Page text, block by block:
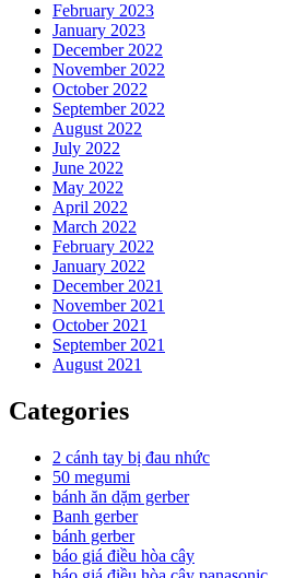
February 2023
January 2023
December 2022
November 2022
October 2022
September 2022
August 2022
July 2022
June 2022
May 2022
April 2022
March 2022
February 2022
January 2022
December 2021
November 2021
October 2021
September 2021
August 2021
Categories
2 cánh tay bị đau nhức
50 megumi
bánh ăn dặm gerber
Banh gerber
bánh gerber
báo giá điều hòa cây